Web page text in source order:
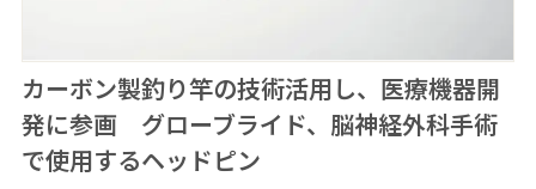
カーボン製釣り竿の技術活用し、医療機器開
発に参画 グローブライド、脳神経外科手術
で使用するヘッドピン